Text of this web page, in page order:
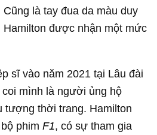
là tay đua da màu duy
được nhận một mức
sĩ vào năm 2021 tại Lâu đài
mình là người ủng hộ
tượng thời trang. Hamilton
bộ phimF1, có sự tham gia